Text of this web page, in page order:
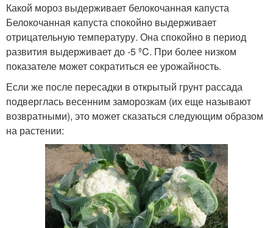
Какой мороз выдерживает белокочанная капуста
Белокочанная капуста спокойно выдерживает
отрицательную температуру. Она спокойно в период
развития выдерживает до -5 ºC. При более низком
показателе может сократиться ее урожайность.
Если же после пересадки в открытый грунт рассада
подверглась весенним заморозкам (их еще называют
возвратными), это может сказаться следующим образом
на растении: